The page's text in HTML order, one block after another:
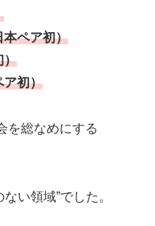
本ペア初）
）
ア初）
を総なめにする
い領域”でした。